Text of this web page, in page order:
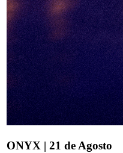
ONYX | 21 de Agosto